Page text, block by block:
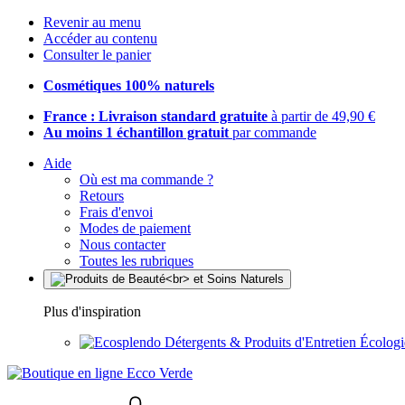
Revenir au menu
Accéder au contenu
Consulter le panier
Cosmétiques 100% naturels
France : Livraison standard gratuite à partir de 49,90 €
Au moins 1 échantillon gratuit par commande
Aide
Où est ma commande ?
Retours
Frais d'envoi
Modes de paiement
Nous contacter
Toutes les rubriques
Plus d'inspiration
Détergents & Produits d'Entretien